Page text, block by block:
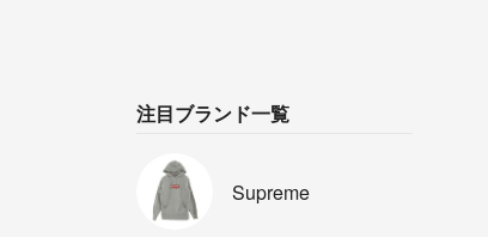
注目ブランド一覧
Supreme